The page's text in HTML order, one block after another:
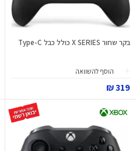
בקר שחור X SERIES כולל כבל Type-C
הוסף להשוואה
319 ₪